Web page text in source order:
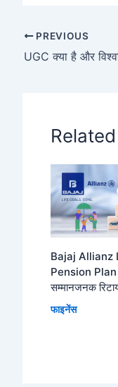
PREVIOUS
Bajaj Allianz
Pension Plan
सम्मानजनक
फाइनेंस